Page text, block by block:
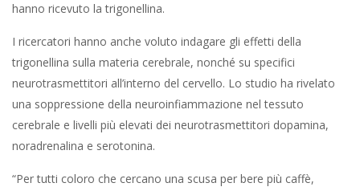
hanno ricevuto la trigonellina.
I ricercatori hanno anche voluto indagare gli effetti della
trigonellina sulla materia cerebrale, nonché su specifici
neurotrasmettitori all’interno del cervello. Lo studio ha rivelato
una soppressione della neuroinfiammazione nel tessuto
cerebrale e livelli più elevati dei neurotrasmettitori dopamina,
noradrenalina e serotonina.
“Per tutti coloro che cercano una scusa per bere più caffè,